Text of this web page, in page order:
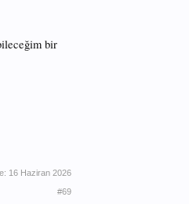
bir
16 Haziran 2026
#69